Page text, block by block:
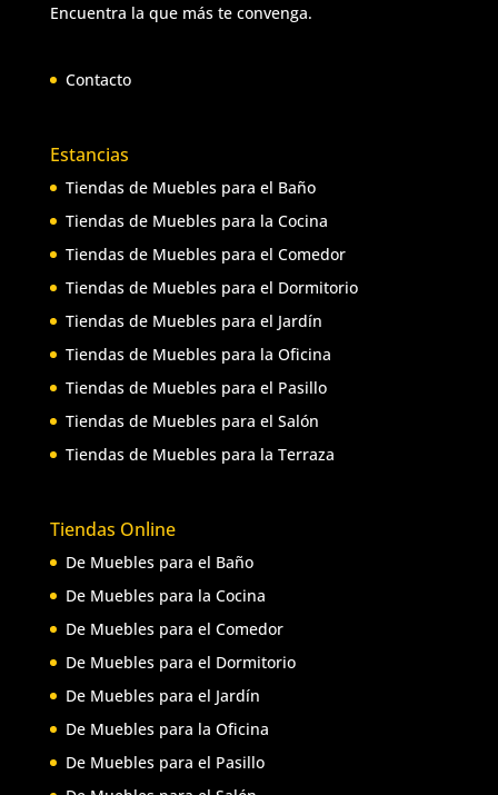
Encuentra la que más te convenga.
Contacto
Estancias
Tiendas de Muebles para el Baño
Tiendas de Muebles para la Cocina
Tiendas de Muebles para el Comedor
Tiendas de Muebles para el Dormitorio
Tiendas de Muebles para el Jardín
Tiendas de Muebles para la Oficina
Tiendas de Muebles para el Pasillo
Tiendas de Muebles para el Salón
Tiendas de Muebles para la Terraza
Tiendas Online
De Muebles para el Baño
De Muebles para la Cocina
De Muebles para el Comedor
De Muebles para el Dormitorio
De Muebles para el Jardín
De Muebles para la Oficina
De Muebles para el Pasillo